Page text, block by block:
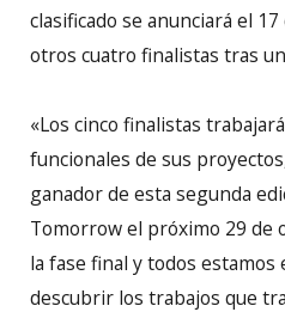
clasificado se anunciará el
otros cuatro finalistas tras
«Los cinco finalistas
funcionales de sus
ganador de esta segunda
Tomorrow el próximo 29 de
la fase final y todos estamos
descubrir los trabajos que